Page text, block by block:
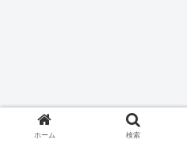
ホーム 検索